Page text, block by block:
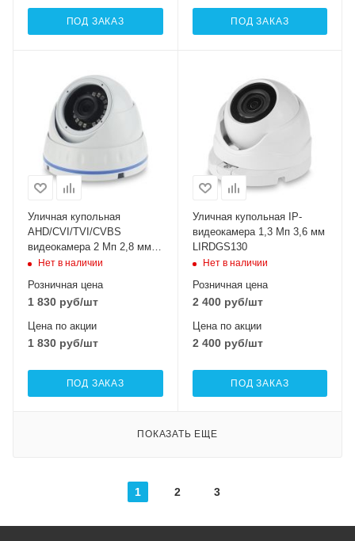
ПОД ЗАКАЗ ПОД ЗАКАЗ
Уличная купольная
AHD/CVI/TVI/CVBS
видеокамера 2 Мп 2,8 мм
KKRDNHTC200F
Нет в наличии
Розничная цена
1 830 руб/шт
Цена по акции
1 830 руб/шт
ПОД ЗАКАЗ
Уличная купольная IP-
видеокамера 1,3 Мп 3,6 мм
LIRDGS130
Нет в наличии
Розничная цена
2 400руб/шт
Цена по акции
2 400руб/шт
ПОД ЗАКАЗ
ПОКАЗАТЬ ЕЩЕ
1 2 3